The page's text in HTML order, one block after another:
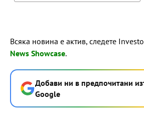
Всяка новина е актив, следете
News Showcase.
Добави ни в предпочитани
Google